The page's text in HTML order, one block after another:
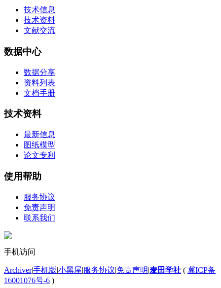
技术信息
技术资料
文献交流
数据中心
数据分享
资料列表
文档手册
技术资料
最新信息
图纸模型
论文专利
使用帮助
服务协议
免责声明
联系我们
手机访问
Archiver|手机版|小黑屋|服务协议|免责声明|麦田学社 ( 冀ICP备
16001076号-6 )